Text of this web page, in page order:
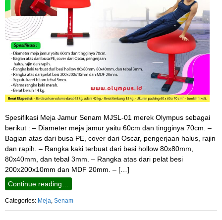
Spesifikasi Meja Jamur Senam MJSL-01 merek Olympus sebagai
berikut : – Diameter meja jamur yaitu 60cm dan tingginya 70cm. –
Bagian atas dari busa PE, cover dari Oscar, pengerjaan halus, rajin
dan rapih. – Rangka kaki terbuat dari besi hollow 80x80mm,
80x40mm, dan tebal 3mm. – Rangka atas dari pelat besi
200x200x10mm dan MDF 20mm. – […]
Continue reading…
Categories: Meja Senam